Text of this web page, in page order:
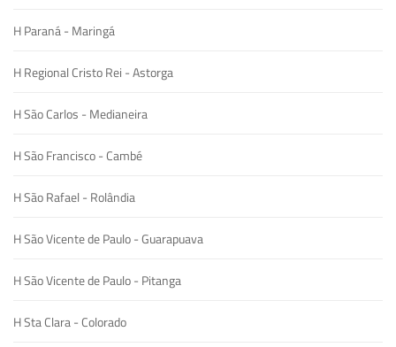
H Paraná - Maringá
H Regional Cristo Rei - Astorga
H São Carlos - Medianeira
H São Francisco - Cambé
H São Rafael - Rolândia
H São Vicente de Paulo - Guarapuava
H São Vicente de Paulo - Pitanga
H Sta Clara - Colorado